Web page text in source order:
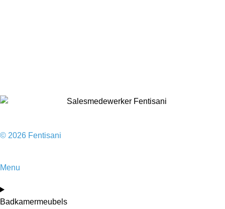
© 2026 Fentisani
Menu
Badkamermeubels